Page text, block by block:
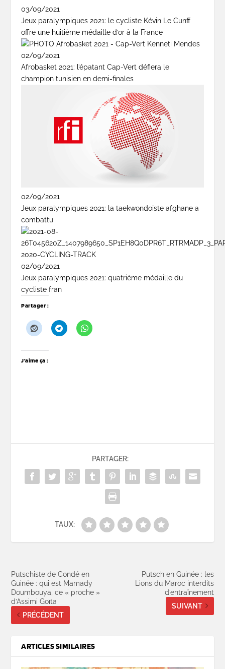
03/09/2021
Jeux paralympiques 2021: le cycliste Kévin Le Cunff
offre une huitième médaille d’or à la France
02/09/2021
Afrobasket 2021: l’épatant Cap-Vert défiera le
champion tunisien en demi-finales
02/09/2021
Jeux paralympiques 2021: la taekwondoïste afghane a
combattu
02/09/2021
Jeux paralympiques 2021: quatrième médaille du
cycliste fran
Partager :
J’aime ça :
PARTAGER:
TAUX:
Putschiste de Condé en
Guinée : qui est Mamady
Doumbouya, ce « proche »
d’Assimi Goïta
PRÉCÉDENT
Putsch en Guinée : les
Lions du Maroc interdits
d’entraînement
SUIVANT
ARTICLES SIMILAIRES